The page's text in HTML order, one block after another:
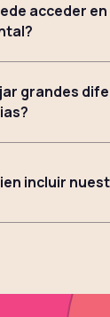
acceder
grandes
incluir